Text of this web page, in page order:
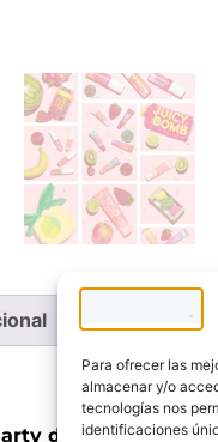
Para ofrecer las
almacenar y/o
tecnologías nos
identificaciones
Valoraciones
de Essence